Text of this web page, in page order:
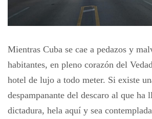
Mientras Cuba se cae a pedazos y
habitantes, en pleno corazón del
hotel de lujo a todo meter. Si existe
despampanante del descaro al que ha
dictadura, hela aquí y sea